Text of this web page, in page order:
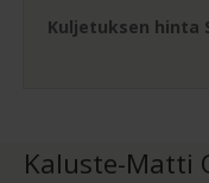
Kuljetuksen hinta
Kaluste-Matti